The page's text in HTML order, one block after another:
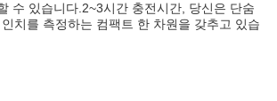
수 있습니다.2~3시간 충전시간, 당신은 단숨
치를 측정하는 컴팩트 한 차원을 갖추고 있습